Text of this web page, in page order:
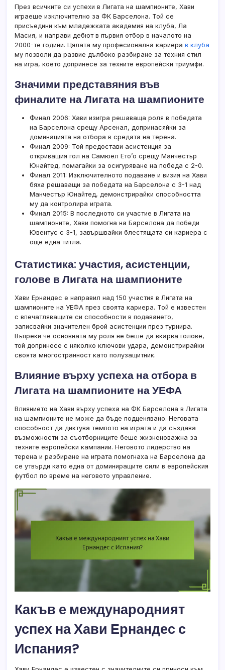
През всичките си успехи в Лигата на шампионите, Хави
играеше изключително за ФК Барселона. Той се
присъедини към младежката академия на клуба, Ла
Масия, и направи дебют в първия отбор в началото на
2000-те години. Цялата му професионална кариера в клуба
му позволи да развие дълбоко разбиране за техния стил
на игра, което допринесе за техните европейски триумфи.
Значими представяния във
финалите на Лигата на шампионите
Финал 2006: Хави изигра решаваща роля в победата
на Барселона срещу Арсенал, допринасяйки за
доминацията на отбора в средата на терена.
Финал 2009: Той предостави асистенция за
откриващия гол на Самюел Ето’о срещу Манчестър
Юнайтед, помагайки за осигуряване на победа с 2-0.
Финал 2011: Изключителното подаване и визия на Хави
бяха решаващи за победата на Барселона с 3-1 над
Манчестър Юнайтед, демонстрирайки способността
му да контролира играта.
Финал 2015: В последното си участие в Лигата на
шампионите, Хави помогна на Барселона да победи
Ювентус с 3-1, завършвайки блестящата си кариера с
още една титла.
Статистика: участия, асистенции,
голове в Лигата на шампионите
Хави Ернандес е направил над 150 участия в Лигата на
шампионите на УЕФА през своята кариера. Той е известен
с впечатляващите си способности в подаването,
записвайки значителен брой асистенции през турнира.
Въпреки че основната му роля не беше да вкарва голове,
той допринесе с няколко ключови удара, демонстрирайки
своята многостранност като полузащитник.
Влияние върху успеха на отбора в
Лигата на шампионите на УЕФА
Влиянието на Хави върху успеха на ФК Барселона в Лигата
на шампионите не може да бъде подценявано. Неговата
способност да диктува темпото на играта и да създава
възможности за съотборниците беше жизненоважна за
техните европейски кампании. Неговото лидерство на
терена и разбиране на играта помогнаха на Барселона да
се утвърди като една от доминиращите сили в европейския
футбол по време на неговото управление.
Какъв е международният
успех на Хави Ернандес с
Испания?